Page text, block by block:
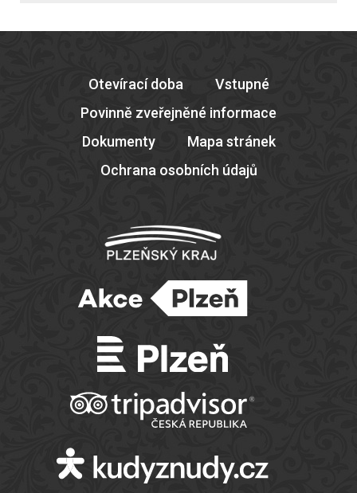
Otevírací doba
Vstupné
Povinně zveřejněné informace
Dokumenty
Mapa stránek
Ochrana osobních údajů